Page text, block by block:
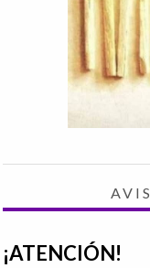
¡ATENCIÓN!